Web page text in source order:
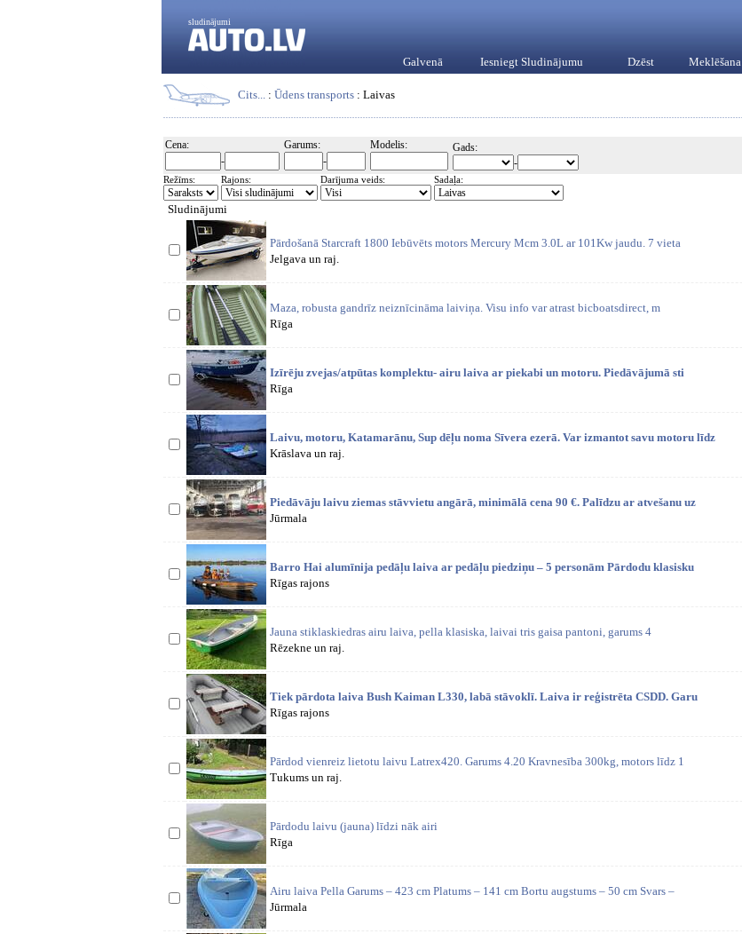
sludinājumi
Galvenā Iesniegt Sludinājumu Dzēst Meklēšana
Cits... : Ūdens transports : Laivas
Cena:
-
Garums:
-
Modelis:
Gads:
-
Režīms: Rajons: Darījuma veids: Sadaļa:
Sludinājumi
Pārdošanā Starcraft 1800 Iebūvēts motors Mercury Mcm 3.0L ar 101Kw jaudu. 7 vieta
Jelgava un raj.
Maza, robusta gandrīz neiznīcināma laiviņa. Visu info var atrast bicboatsdirect, m
Rīga
Izīrēju zvejas/atpūtas komplektu- airu laiva ar piekabi un motoru. Piedāvājumā sti
Rīga
Laivu, motoru, Katamarānu, Sup dēļu noma Sīvera ezerā. Var izmantot savu motoru līdz
Krāslava un raj.
Piedāvāju laivu ziemas stāvvietu angārā, minimālā cena 90 €. Palīdzu ar atvešanu uz
Jūrmala
Barro Hai alumīnija pedāļu laiva ar pedāļu piedziņu – 5 personām Pārdodu klasisku
Rīgas rajons
Jauna stiklaskiedras airu laiva, pella klasiska, laivai tris gaisa pantoni, garums 4
Rēzekne un raj.
Tiek pārdota laiva Bush Kaiman L330, labā stāvoklī. Laiva ir reģistrēta CSDD. Garu
Rīgas rajons
Pārdod vienreiz lietotu laivu Latrex420. Garums 4.20 Kravnesība 300kg, motors līdz 1
Tukums un raj.
Pārdodu laivu (jauna) līdzi nāk airi
Rīga
Airu laiva Pella Garums – 423 cm Platums – 141 cm Bortu augstums – 50 cm Svars –
Jūrmala